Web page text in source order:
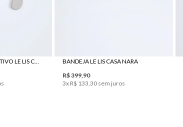
SET TALHER DE APERITIVO LE LIS CASA CAFÉ
BANDEJA LE LIS CASA NARA
R$399 90
3x R$ 133 ,30 sem juros